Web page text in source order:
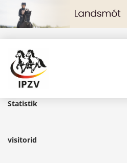
Statistik
visitorid